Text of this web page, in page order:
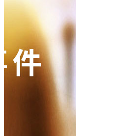
91免费观看视频架
变速箱托盘
发动机料架
仪表盘料架
手推车
隐藏式马桶水箱支架
汽车行业
卫浴行业